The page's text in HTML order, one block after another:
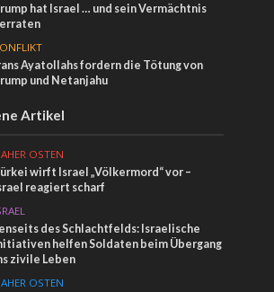
hat Israel … und sein Vermächtnis
Ayatollahs fordern die Tötung von
und Netanjahu
Artikel
OSTEN
wirft Israel „Völkermord“ vor –
reagiert scharf
des Schlachtfelds: Israelische
helfen Soldaten beim Übergang
zivile Leben
OSTEN